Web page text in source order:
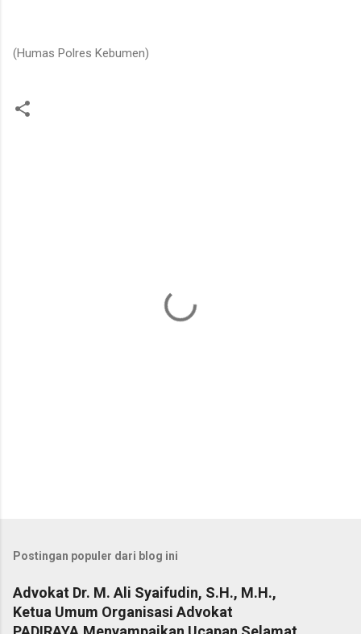
(Humas Polres Kebumen)
Postingan populer dari blog ini
Advokat Dr. M. Ali Syaifudin, S.H., M.H.,
Ketua Umum Organisasi Advokat